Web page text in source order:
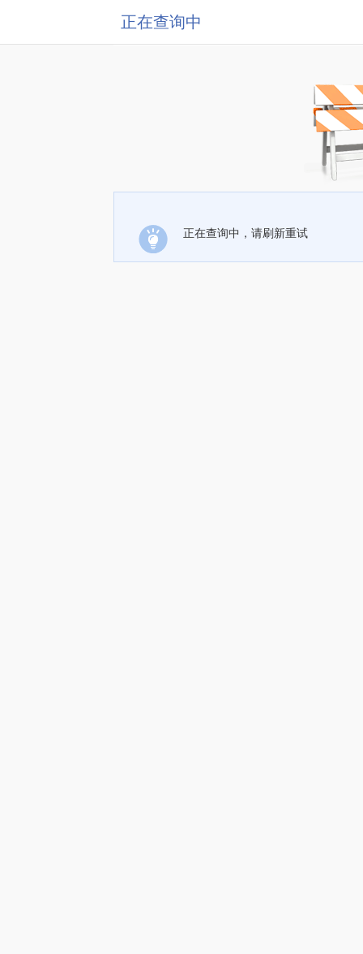
正在查询中
正在查询中，请刷新重试